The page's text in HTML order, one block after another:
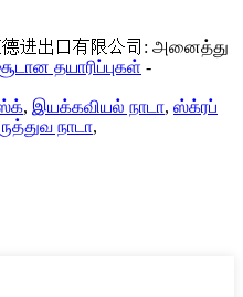
德进出口有限公司: அனைத்து
தயாரிப்புகள் -
, இயக்கவியல் நாடா, ஸ்க்ரப்
நாடா,